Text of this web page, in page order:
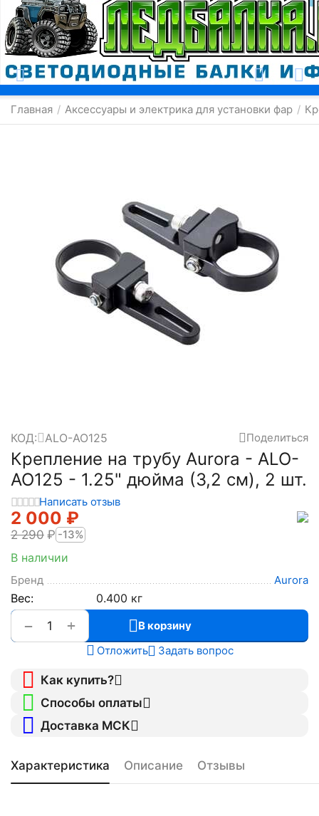
Москва
Главная / Аксессуары и электрика для установки фар /
КОД: ALO-AO125 Поделиться
Крепление на трубу Aurora - ALO-
AO125 - 1.25" дюйма (3,2 см), 2 шт.
Написать отзыв
2 000 ₽
2 290 ₽ -13%
В наличии
Бренд Aurora
Вес: 0.400 кг
+
−
В корзину
Отложить
Задать вопрос
Как купить?
Способы оплаты
Доставка МСК
Характеристика Описание Отзывы